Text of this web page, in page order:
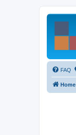
FAQ
Home